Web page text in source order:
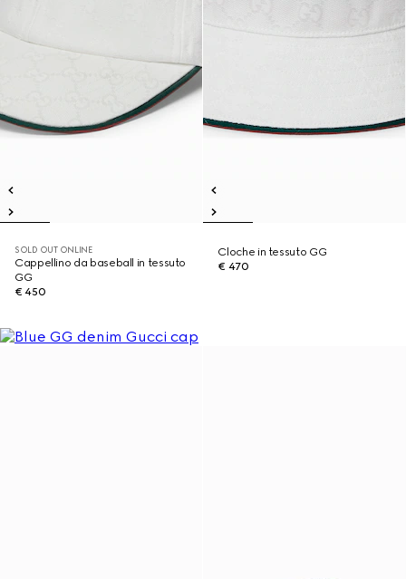
SOLD OUT ONLINE
Cappellino da baseball in tessuto
GG
€ 450
Cloche in tessuto GG
€ 470